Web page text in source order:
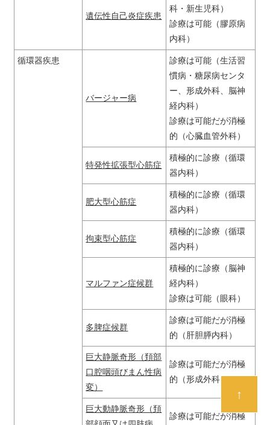
遺伝性自己炎症疾患
科・新生児科）
診療は可能（膠原病
内科）
循環器疾患
バージャー病
診療は可能（生活習
慣病・糖尿病センタ
ー、形成外科、脳神
経内科）
診療は可能だが消極
的（心臓血管外科）
特発性拡張型心筋症
積極的に診療（循環
器内科）
肥大型心筋症
積極的に診療（循環
器内科）
拘束型心筋症
積極的に診療（循環
器内科）
マルファン症候群
積極的に診療（脳神
経内科）
診療は可能（眼科）
多脾症候群
診療は可能だが消極
的（肝胆膵内科）
巨大静脈奇形（頚部
口腔咽頭びまん性病
変）
診療は可能だが消極
的（形成外科）
巨大動静脈奇形（頚
診療は可能だが消極
↑